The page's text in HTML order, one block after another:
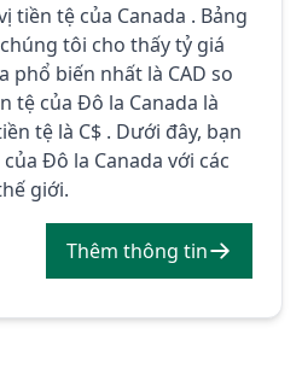
tiền tệ của Canada . Bảng
tôi cho thấy tỷ giá
phổ biến nhất là CAD so
tệ của Đô la Canada là
tệ là C$ . Dưới đây, bạn
Đô la Canada với các
giới.
Thêm thông tin